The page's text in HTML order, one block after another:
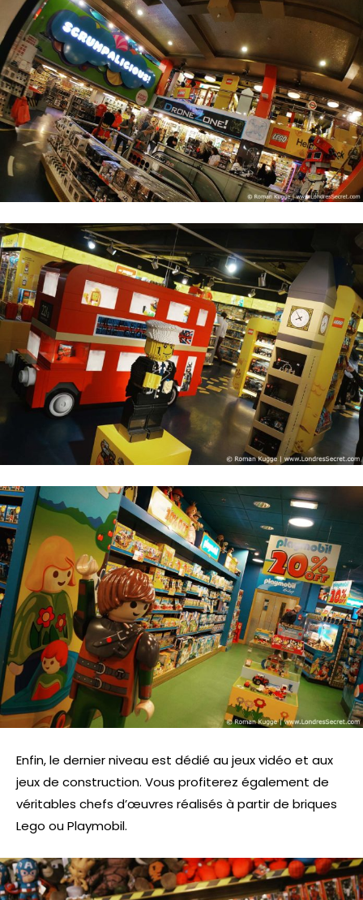
Enfin, le dernier niveau est dédié au jeux vidéo et aux
jeux de construction. Vous profiterez également de
véritables chefs d’œuvres réalisés à partir de briques
Lego ou Playmobil.